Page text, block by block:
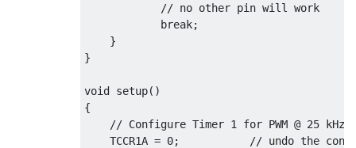
// no other pin will work
break;
}
}
void setup()
{
// Configure Timer 1 for PWM @ 25 kHz.
    TCCR1A
= 0;
// undo the